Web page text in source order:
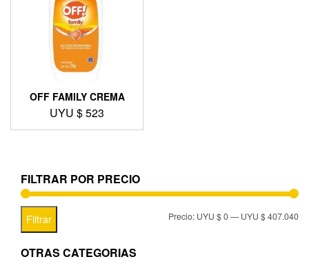
OFF FAMILY CREMA
UYU $523
FILTRAR POR PRECIO
Filtrar Precio: UYU $ 0—UYU $ 407.040
OTRAS CATEGORIAS